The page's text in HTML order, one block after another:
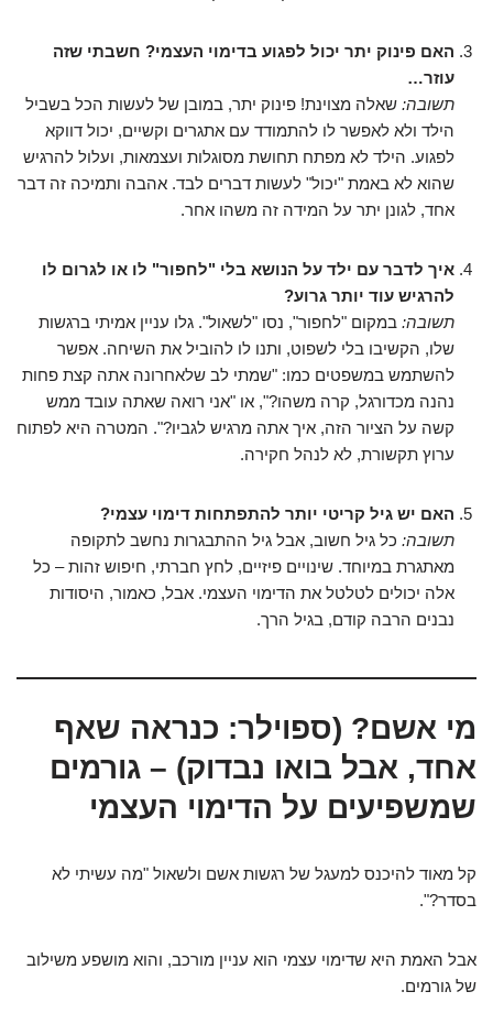
האם פינוק יתר יכול לפגוע בדימוי העצמי? חשבתי שזה
עוזר…
תשובה: שאלה מצוינת! פינוק יתר, במובן של לעשות הכל בשביל
הילד ולא לאפשר לו להתמודד עם אתגרים וקשיים, יכול דווקא
לפגוע. הילד לא מפתח תחושת מסוגלות ועצמאות, ועלול להרגיש
שהוא לא באמת "יכול" לעשות דברים לבד. אהבה ותמיכה זה דבר
אחד, לגונן יתר על המידה זה משהו אחר.
איך לדבר עם ילד על הנושא בלי "לחפור" לו או לגרום לו
להרגיש עוד יותר גרוע?
תשובה: במקום "לחפור", נסו "לשאול". גלו עניין אמיתי ברגשות
שלו, הקשיבו בלי לשפוט, ותנו לו להוביל את השיחה. אפשר
להשתמש במשפטים כמו: "שמתי לב שלאחרונה אתה קצת פחות
נהנה מכדורגל, קרה משהו?", או "אני רואה שאתה עובד ממש
קשה על הציור הזה, איך אתה מרגיש לגביו?". המטרה היא לפתוח
ערוץ תקשורת, לא לנהל חקירה.
האם יש גיל קריטי יותר להתפתחות דימוי עצמי?
תשובה: כל גיל חשוב, אבל גיל ההתבגרות נחשב לתקופה
מאתגרת במיוחד. שינויים פיזיים, לחץ חברתי, חיפוש זהות – כל
אלה יכולים לטלטל את הדימוי העצמי. אבל, כאמור, היסודות
נבנים הרבה קודם, בגיל הרך.
מי אשם? (ספוילר: כנראה שאף
אחד, אבל בואו נבדוק) – גורמים
שמשפיעים על הדימוי העצמי
קל מאוד להיכנס למעגל של רגשות אשם ולשאול "מה עשיתי לא
בסדר?".
אבל האמת היא שדימוי עצמי הוא עניין מורכב, והוא מושפע משילוב
של גורמים.